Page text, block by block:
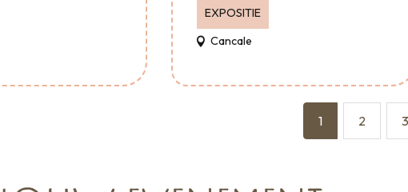
EXPOSITIE
Cancale
1 2 3